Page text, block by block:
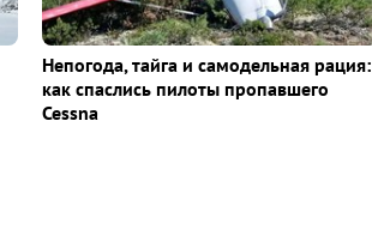
Непогода, тайга и самодельная рация:
как спаслись пилоты пропавшего
Cessna